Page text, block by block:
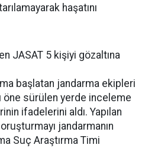
haşatını
JASAT 5 kişiyi gözaltına
başlatan jandarma ekipleri
sürülen yerde inceleme
ifadelerini aldı. Yapılan
jandarmanın
Suç Araştırma Timi